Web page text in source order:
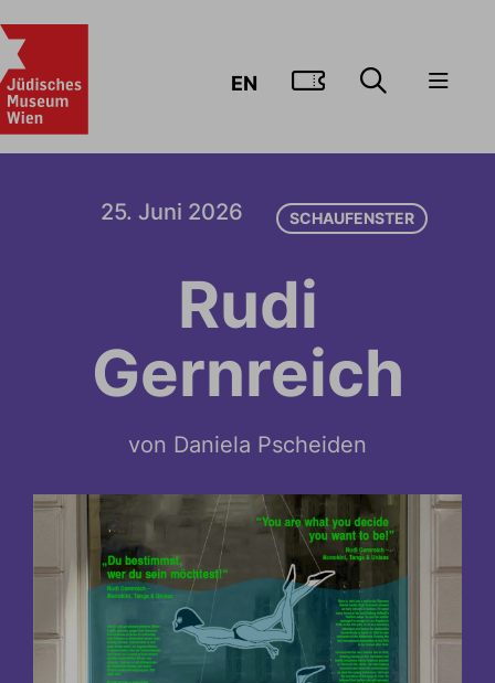
EN ZUM
25. Juni 2026 SCHAUFENSTER
Rudi
Gernreich
von Daniela Pscheiden